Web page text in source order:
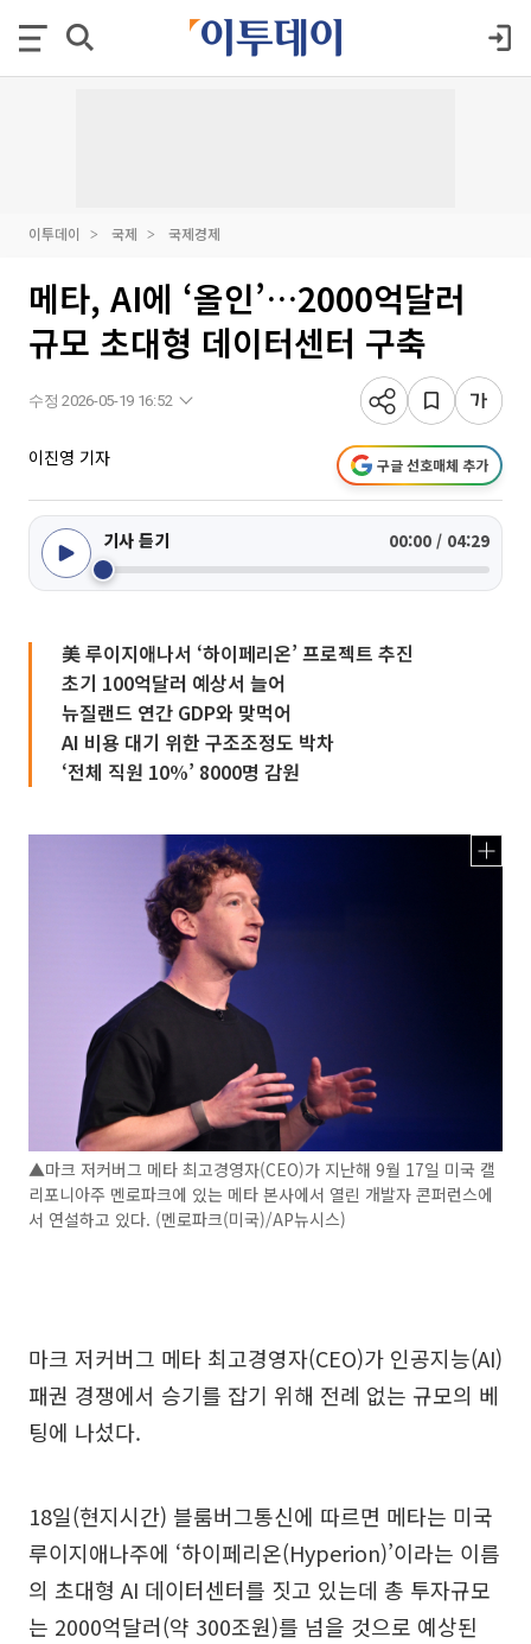
이투데이 국제 국제경제
메타, AI에 ‘올인’…2000억달러
규모 초대형 데이터센터 구축
수정 2026-05-19 16:52
이진영 기자 구글 선호매체 추가
기사 듣기 00:00 / 04:29
美 루이지애나서 ‘하이페리온’ 프로젝트 추진
초기 100억달러 예상서 늘어
뉴질랜드 연간 GDP와 맞먹어
AI 비용 대기 위한 구조조정도 박차
‘전체 직원 10%’ 8000명 감원
▲마크 저커버그 메타 최고경영자(CEO)가 지난해 9월 17일 미국 캘
리포니아주 멘로파크에 있는 메타 본사에서 열린 개발자 콘퍼런스에
서 연설하고 있다. (멘로파크(미국)/AP뉴시스)
마크 저커버그 메타 최고경영자(CEO)가 인공지능(AI)
패권 경쟁에서 승기를 잡기 위해 전례 없는 규모의 베
팅에 나섰다.
18일(현지시간) 블룸버그통신에 따르면 메타는 미국
루이지애나주에 ‘하이페리온(Hyperion)’이라는 이름
의 초대형 AI 데이터센터를 짓고 있는데 총 투자규모
는 2000억달러(약 300조원)를 넘을 것으로 예상된